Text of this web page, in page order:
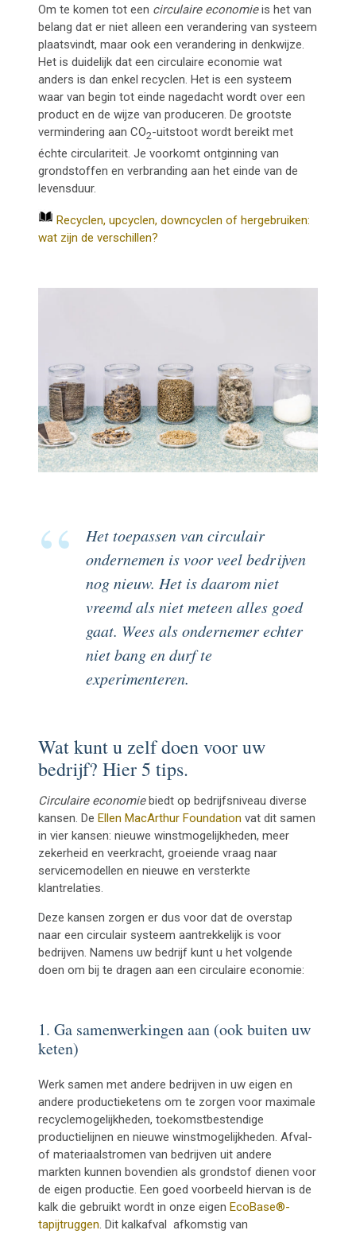
Om te komen tot een circulaire economieis het van
belang dat er niet alleen een verandering van systeem
plaatsvindt, maar ook een verandering in denkwijze.
Het is duidelijk dat een circulaire economie wat
anders is dan enkel recyclen. Het is een systeem
waar van begin tot einde nagedacht wordt over een
product en de wijze van produceren. De grootste
vermindering aanCO2-uitstoot wordt bereikt met
échte circulariteit. Je voorkomt ontginning van
grondstoffen en verbranding aan het einde van de
levensduur.
Recyclen, upcyclen, downcyclen of hergebruiken:
wat zijn de verschillen?
Het toepassen van circulair
ondernemen is voor veel bedrijven
nog nieuw. Het is daarom niet
vreemd als niet meteen alles goed
gaat. Wees als ondernemer echter
niet bang en durf te
experimenteren.
Wat kunt u zelf doen voor uw
bedrijf? Hier 5 tips.
Circulaire economiebiedt op bedrijfsniveau diverse
kansen. DeEllen MacArthur Foundation vat dit samen
in vier kansen: nieuwe winstmogelijkheden, meer
zekerheid en veerkracht, groeiende vraag naar
servicemodellen en nieuwe en versterkte
klantrelaties.
Deze kansen zorgen er dus voor dat de overstap
naar een circulair systeem aantrekkelijk is voor
bedrijven. Namens uw bedrijf kunt u het volgende
doen om bij te dragen aan een circulaire economie:
1. Ga samenwerkingen aan (ook buiten uw
keten)
Werk samen met andere bedrijven in uw eigen en
andere productieketens om te zorgen voor maximale
recyclemogelijkheden, toekomstbestendige
productielijnen en nieuwe winstmogelijkheden. Afval-
of materiaalstromen van bedrijven uit andere
markten kunnen bovendien als grondstof dienen voor
de eigen productie. Een goed voorbeeld hiervan is de
kalk die gebruikt wordt in onze eigen EcoBase®-
tapijtruggen. Ditkalkafval afkomstig van